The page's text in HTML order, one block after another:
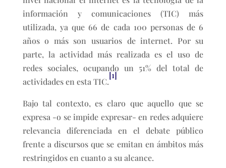
información y comunicaciones (TIC) más
utilizada, ya que 66 de cada 100 personas de 6
años o más son usuarios de internet. Por su
parte, la actividad más realizada es el uso de
redes sociales, ocupando un 51% del total de
actividades en esta TIC.
[1]
Bajo tal contexto, es claro que aquello que se
expresa -o se impide expresar- en redes adquiere
relevancia diferenciada en el debate público
frente a discursos que se emitan en ámbitos más
restringidos en cuanto a su alcance.